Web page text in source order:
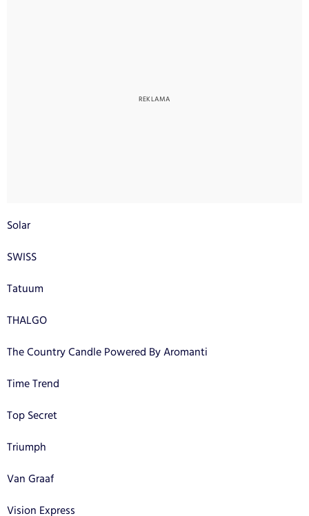
Solar
SWISS
Tatuum
THALGO
The Country Candle Powered By Aromanti
Time Trend
Top Secret
Triumph
Van Graaf
Vision Express